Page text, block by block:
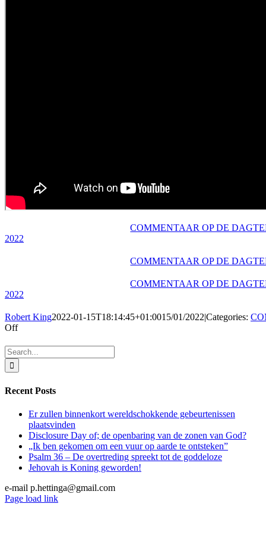
COMMENTAAR OP DE
2022
COMMENTAAR OP DE
COMMENTAAR OP DE
2022
Robert King2022-01-15T18:14:45+01:0015/01/2022|Categories:
Offon
OP
DE
DAGTEKST
15
2022
Search
for:
Recent Posts
Er zullen binnenkort wereldschokkende gebeurtenissen
plaatsvinden
Disclosure Day of; de openbaring van de zonen van God?
„Ik ben gekomen om een vuur op aarde te ontsteken”
Psalm 36 – De overtreding spreekt tot de goddeloze
Jehovah is Koning geworden!
e-mail p.hettinga@gmail.com
X
YouTube
Blogger
Facebook
Instagram
SoundCloud
Email
Page load link